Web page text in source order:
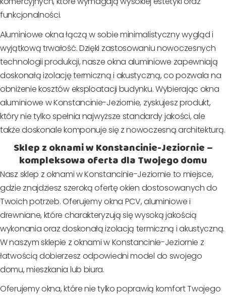
funkcjonalności.
Aluminiowe okna łączą w sobie minimalistyczny wygląd i
wyjątkową trwałość. Dzięki zastosowaniu nowoczesnych
technologii produkcji, nasze okna aluminiowe zapewniają
doskonałą izolację termiczną i akustyczną, co pozwala na
obniżenie kosztów eksploatacji budynku. Wybierając okna
aluminiowe w Konstancinie-Jeziornie, zyskujesz produkt,
który nie tylko spełnia najwyższe standardy jakości, ale
także doskonale komponuje się z nowoczesną architekturą.
Sklep z oknami w Konstancinie-Jeziornie –
kompleksowa oferta dla Twojego domu
Nasz sklep z oknami w Konstancinie-Jeziornie to miejsce,
gdzie znajdziesz szeroką ofertę okien dostosowanych do
Twoich potrzeb. Oferujemy okna PCV, aluminiowe i
drewniane, które charakteryzują się wysoką jakością
wykonania oraz doskonałą izolacją termiczną i akustyczną.
W naszym sklepie z oknami w Konstancinie-Jeziornie z
łatwością dobierzesz odpowiedni model do swojego
domu, mieszkania lub biura.
Oferujemy okna, które nie tylko poprawią komfort Twojego